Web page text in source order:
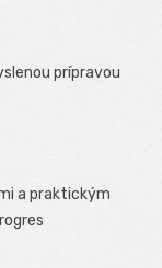
prípravou
a praktickým